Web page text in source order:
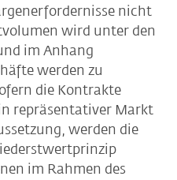
nicht
wird unter den
im Anhang
werden zu
die Kontrakte
repräsentativer Markt
werden die
im Rahmen des